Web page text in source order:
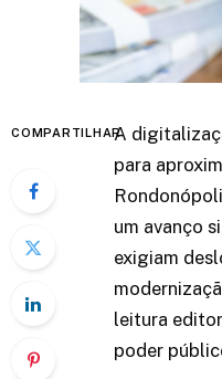
COMPARTILHARA
para
um avanço
exigiam
leitura
poder